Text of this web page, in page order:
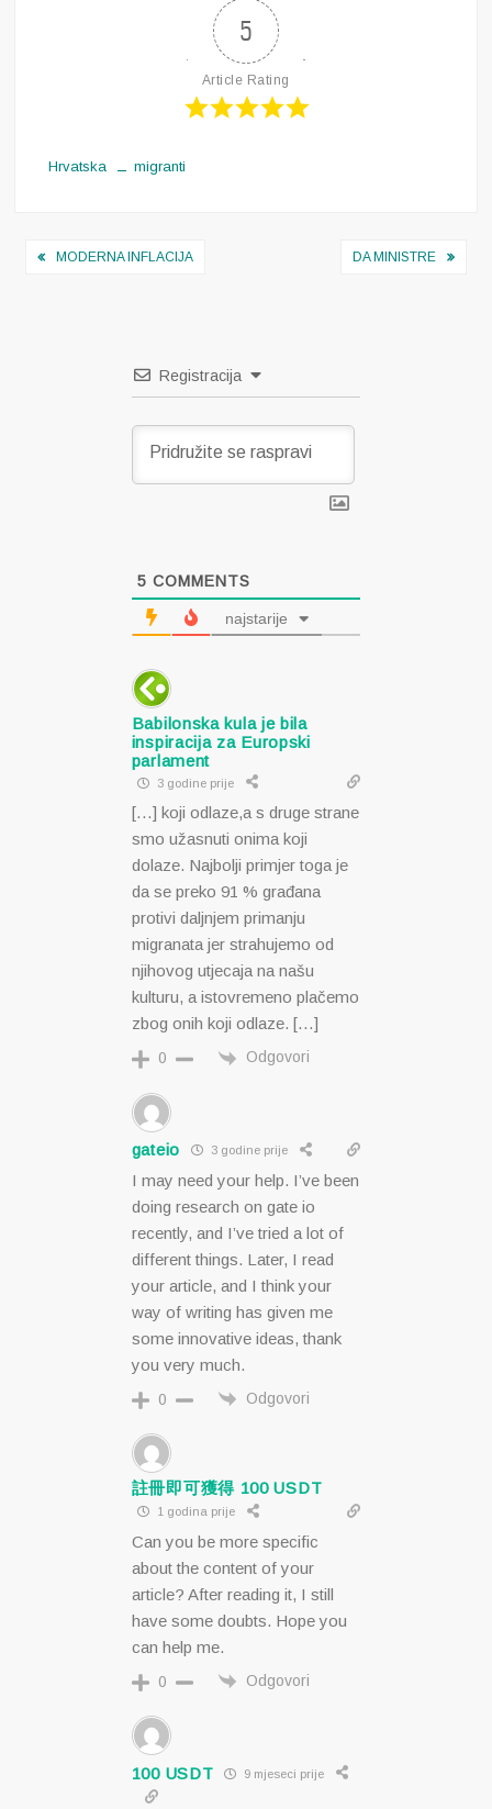
5
Article Rating
Hrvatska migranti
Navigacija
MODERNA INFLACIJA DA MINISTRE
Registracija
5 COMMENTS
najstarije
Babilonska kula je bila
inspiracija za Europski
parlament
3 godine prije
[…] koji odlaze,a s druge strane
smo užasnuti onima koji
dolaze. Najbolji primjer toga je
da se preko 91 % građana
protivi daljnjem primanju
migranata jer strahujemo od
njihovog utjecaja na našu
kulturu, a istovremeno plačemo
zbog onih koji odlaze. […]
0 Odgovori
gateio 3 godine prije
I may need your help. I’ve been
doing research on gate io
recently, and I’ve tried a lot of
different things. Later, I read
your article, and I think your
way of writing has given me
some innovative ideas, thank
you very much.
0 Odgovori
註冊即可獲得 100 USDT
1 godina prije
Can you be more specific
about the content of your
article? After reading it, I still
have some doubts. Hope you
can help me.
0 Odgovori
100 USDT 9 mjeseci prije